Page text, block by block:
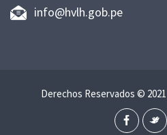
info@hvlh.gob.pe
Derechos Reservados ©